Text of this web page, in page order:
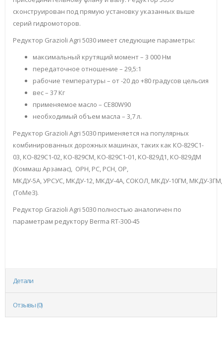
сконструирован под прямую установку указанных выше
серий гидромоторов.
Редуктор Grazioli Agri 5030 имеет следующие параметры:
максимальный крутящий момент – 3 000 Нм
передаточное отношение – 29,5:1
рабочие температуры – от -20 до +80 градусов цельсия
вес – 37 Кг
применяемое масло – CE80W90
необходимый объем масла – 3,7 л.
Редуктор Grazioli Agri 5030 применяется на популярных
комбинированных дорожных машинах, таких как КО-829С1-
03, КО-829С1-02, КО-829СМ, КО-829С1-01, КО-829Д1, КО-829ДМ
(Коммаш Арзамас), ОРН, РС, РСН, ОР,
МКДУ-5А, УРСУС, МКДУ-12, МКДУ-4А, СОКОЛ, МКДУ-10ГМ, МКДУ-
(ТоМеЗ).
Редуктор Grazioli Agri 5030 полностью аналогичен по
параметрам редуктору Berma RT-300-45
Детали
Отзывы (0)